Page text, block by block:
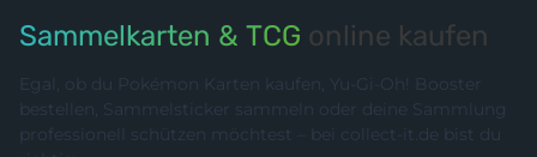
Sammelkarten & TCG online kaufen
Egal, ob du Pokémon Karten kaufen, Yu-Gi-Oh! Booster
bestellen, Sammelsticker sammeln oder deine Sammlung
professionell schützen möchtest – bei collect-it.de bist du